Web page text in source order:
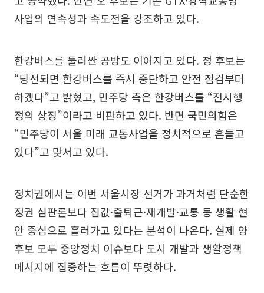
사업의 연속성과 속도전을 강조하고 있다.
한강버스를 둘러싼 공방도 이어지고 있다. 정 후보는
“당선되면 한강버스를 즉시 중단하고 안전 점검부터
하겠다”고 밝혔고, 민주당 측은 한강버스를 “전시행
정의 상징”이라고 비판하고 있다. 반면 국민의힘은
“민주당이 서울 미래 교통사업을 정치적으로 흔들고
있다”고 맞서고 있다.
정치권에서는 이번 서울시장 선거가 과거처럼 단순한
정권 심판론보다 집값·출퇴근·재개발·교통 등 생활 현
안 중심으로 흘러가고 있다는 분석이 나온다. 실제 양
후보 모두 중앙정치 이슈보다 도시 개발과 생활정책
메시지에 집중하는 흐름이 뚜렷하다.